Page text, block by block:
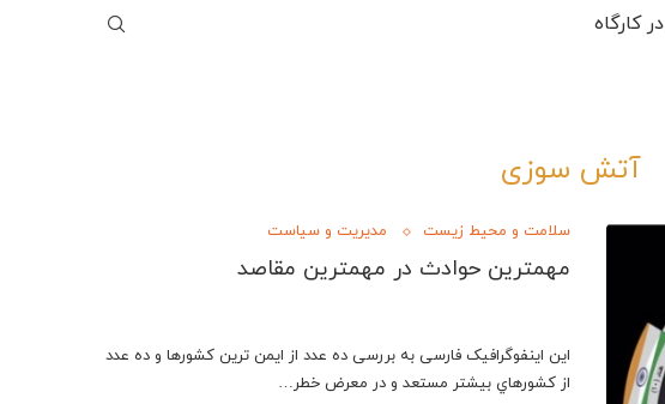
کارگاه
آتش سوزی
سلامت و محیط زیست مدیریت و سیاست
مهمترين حوادث در مهمترين مقاصد
این اینفوگرافیک فارسی به بررسی ده عدد از ايمن ترين كشورها و ده عدد
از كشورهاي بيشتر مستعد و در معرض خطر…